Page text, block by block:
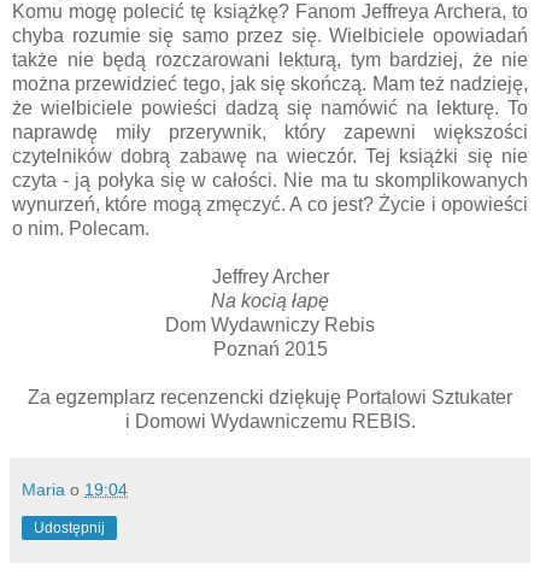
Komu mogę polecić tę książkę? Fanom Jeffreya Archera, to
chyba rozumie się samo przez się. Wielbiciele opowiadań
także nie będą rozczarowani lekturą, tym bardziej, że nie
można przewidzieć tego, jak się skończą. Mam też nadzieję,
że wielbiciele powieści dadzą się namówić na lekturę. To
naprawdę miły przerywnik, który zapewni większości
czytelników dobrą zabawę na wieczór. Tej książki się nie
czyta - ją połyka się w całości. Nie ma tu skomplikowanych
wynurzeń, które mogą zmęczyć. A co jest? Życie i opowieści
o nim. Polecam.
Jeffrey Archer
Na kocią łapę
Dom Wydawniczy Rebis
Poznań 2015
Za egzemplarz recenzencki dziękuję Portalowi Sztukater
i Domowi Wydawniczemu REBIS.
Maria o 19:04
Udostępnij